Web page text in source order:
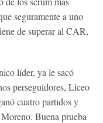
seguramente a uno
de superar al CAR,
líder, ya le sacó
perseguidores, Liceo
cuatro partidos y
Buena prueba